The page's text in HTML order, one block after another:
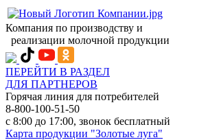
Компания по производству и
реализации молочной продукции
ПЕРЕЙТИ В РАЗДЕЛ
ДЛЯ ПАРТНЕРОВ
Горячая линия для потребителей
8-800-100-51-50
с 8:00 до 17:00, звонок бесплатный
Карта продукции "Золотые луга"